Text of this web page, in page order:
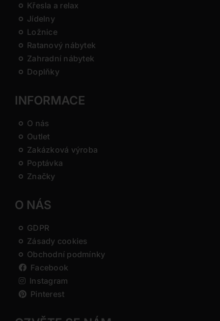
Křesla a relax
Jídelny
Ložnice
Ratanový nábytek
Zahradní nábytek
Doplňky
INFORMACE
O nás
Outlet
Zakázková výroba
Poptávka
Značky
O NÁS
GDPR
Zásady cookies
Obchodní podmínky
Facebook
Instagram
Pinterest